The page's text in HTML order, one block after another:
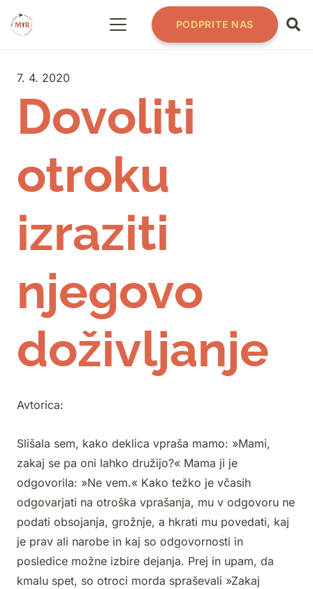
PODPRITE NAS
7. 4. 2020
Dovoliti
otroku
izraziti
njegovo
doživljanje
Avtorica:
Slišala sem, kako deklica vpraša mamo: »Mami,
zakaj se pa oni lahko družijo?« Mama ji je
odgovorila: »Ne vem.« Kako težko je včasih
odgovarjati na otroška vprašanja, mu v odgovoru ne
podati obsojanja, grožnje, a hkrati mu povedati, kaj
je prav ali narobe in kaj so odgovornosti in
posledice možne izbire dejanja. Prej in upam, da
kmalu spet, so otroci morda spraševali »Zakaj